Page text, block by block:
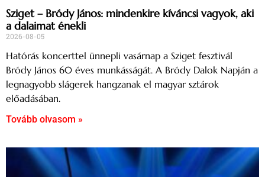
Sziget – Bródy János: mindenkire kíváncsi vagyok, aki
a dalaimat énekli
2026-08-05
Hatórás koncerttel ünnepli vasárnap a Sziget fesztivál
Bródy János 60 éves munkásságát. A Bródy Dalok Napján a
legnagyobb slágerek hangzanak el magyar sztárok
előadásában.
Tovább olvasom »